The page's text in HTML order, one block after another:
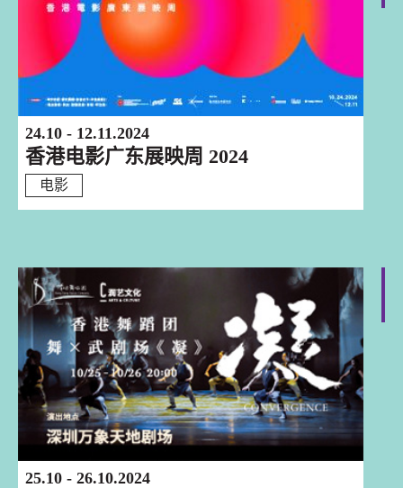
24.10 - 12.11.2024
香港电影广东展映周 2024
电影
25.10 - 26.10.2024